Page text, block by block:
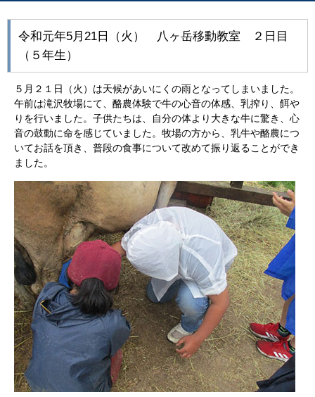
令和元年5月21日（火） 八ヶ岳移動教室 ２日目
（５年生）
５月２１日（火）は天候があいにくの雨となってしまいました。
午前は滝沢牧場にて、酪農体験で牛の心音の体感、乳搾り、餌や
りを行いました。子供たちは、自分の体より大きな牛に驚き、心
音の鼓動に命を感じていました。牧場の方から、乳牛や酪農につ
いてお話を頂き、普段の食事について改めて振り返ることができ
ました。